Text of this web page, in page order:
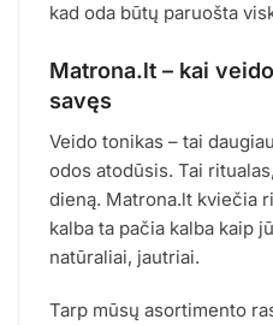
kad oda būtų paruošta
Matrona.lt – kai
savęs
Veido tonikas – tai
odos atodūsis. Tai
dieną. Matrona.lt kviečia
kalba ta pačia kalba kaip
natūraliai, jautriai.
Tarp mūsų asortimento